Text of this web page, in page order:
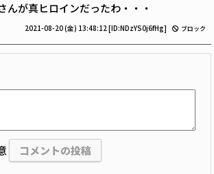
が真ヒロインだったわ・・・
2021-08-20 (金) 13:48:12[ID:NDzYS0j6fHg] ブロック